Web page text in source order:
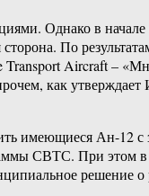
Однако в
По
Aircraft –
как
имеющиеся Ан-12
СВТС. При этом в
решение о